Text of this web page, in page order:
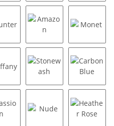
Flannel GreySlate Grey Black
Hunter Amazon Monet
Tiffany Stonewash Carbon